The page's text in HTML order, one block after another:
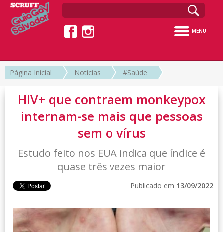
MENU
Página Inicial Notícias #Saúde
HIV+ que contraem monkeypox
internam-se mais que pessoas
sem o vírus
Estudo feito nos EUA indica que índice é
quase três vezes maior
Publicado em 13/09/2022